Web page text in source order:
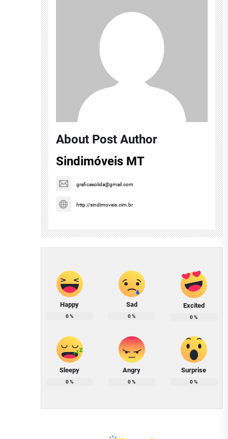
About Post Author
Sindimóveis MT
graficasolida@gmail.com
http://sindimoveis.cim.br
Happy
0%
Sad
0%
Excited
0%
Sleepy
0%
Angry
0%
Surprise
0%